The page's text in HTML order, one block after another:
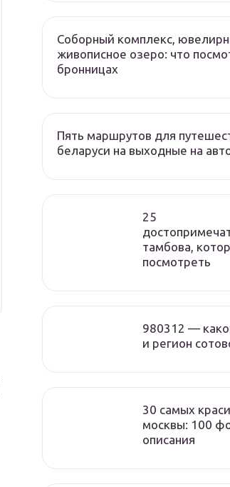
Соборный комплекс,
живописное озеро: что
бронницах
Пять маршрутов для
беларуси на выходные на
25
тамбова,
посмотреть
980312 —
и регион
30 самых
москвы: 100
описания